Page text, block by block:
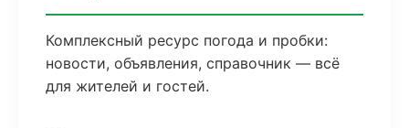
Комплексный ресурс погода и пробки:
новости, объявления, справочник — всё
для жителей и гостей.